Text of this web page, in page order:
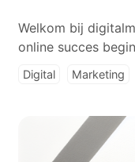
Welkom bij
online succes
Digital Marketing